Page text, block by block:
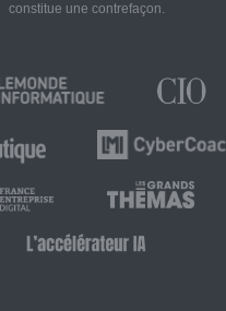
constitue une contrefaçon.